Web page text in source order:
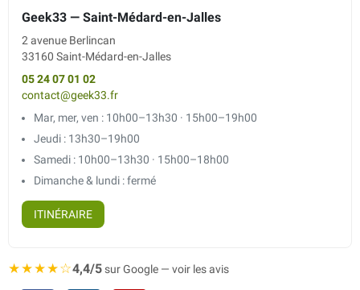
Geek33 — Saint-Médard-en-Jalles
2 avenue Berlincan
33160 Saint-Médard-en-Jalles
05 24 07 01 02
contact@geek33.fr
Mar, mer, ven : 10h00–13h30 · 15h00–19h00
Jeudi : 13h30–19h00
Samedi : 10h00–13h30 · 15h00–18h00
Dimanche & lundi : fermé
ITINÉRAIRE
★★★★☆4,4/5sur Google — voir les avis